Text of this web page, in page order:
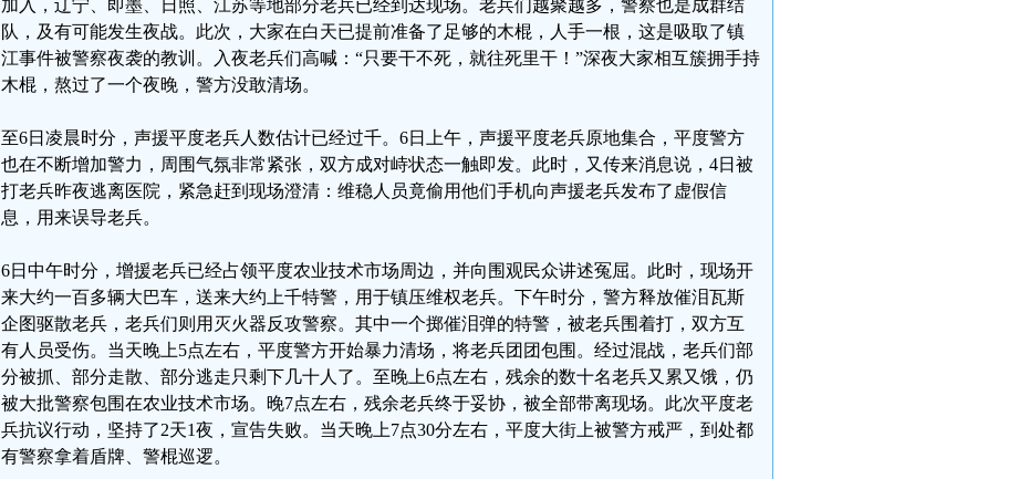
加入，辽宁、即墨、日照、江苏等地部分老兵已经到达现场。老兵们越聚越多，警察也是成群结
队，及有可能发生夜战。此次，大家在白天已提前准备了足够的木棍，人手一根，这是吸取了镇
江事件被警察夜袭的教训。入夜老兵们高喊：“只要干不死，就往死里干！”深夜大家相互簇拥手持
木棍，熬过了一个夜晚，警方没敢清场。
至6日凌晨时分，声援平度老兵人数估计已经过千。6日上午，声援平度老兵原地集合，平度警方
也在不断增加警力，周围气氛非常紧张，双方成对峙状态一触即发。此时，又传来消息说，4日被
打老兵昨夜逃离医院，紧急赶到现场澄清：维稳人员竟偷用他们手机向声援老兵发布了虚假信
息，用来误导老兵。
6日中午时分，增援老兵已经占领平度农业技术市场周边，并向围观民众讲述冤屈。此时，现场开
来大约一百多辆大巴车，送来大约上千特警，用于镇压维权老兵。下午时分，警方释放催泪瓦斯
企图驱散老兵，老兵们则用灭火器反攻警察。其中一个掷催泪弹的特警，被老兵围着打，双方互
有人员受伤。当天晚上5点左右，平度警方开始暴力清场，将老兵团团包围。经过混战，老兵们部
分被抓、部分走散、部分逃走只剩下几十人了。至晚上6点左右，残余的数十名老兵又累又饿，仍
被大批警察包围在农业技术市场。晚7点左右，残余老兵终于妥协，被全部带离现场。此次平度老
兵抗议行动，坚持了2天1夜，宣告失败。当天晚上7点30分左右，平度大街上被警方戒严，到处都
有警察拿着盾牌、警棍巡逻。